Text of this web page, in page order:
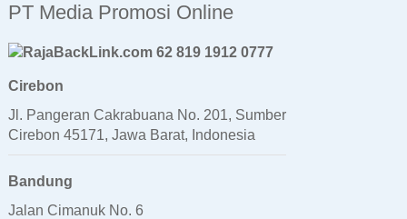
PT Media Promosi Online
62 819 1912 0777
Cirebon
Jl. Pangeran Cakrabuana No. 201, Sumber
Cirebon 45171, Jawa Barat, Indonesia
Bandung
Jalan Cimanuk No. 6